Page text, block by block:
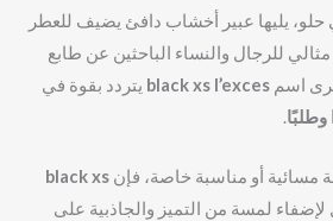
حلو، يليها عبير أخشاب دافئ يضيف للعطر
مثالي للرجال والنساء الباحثين عن طابع
اسمblack xs l’exces يتردد بقوة في
وطلبًا.
أو مناسبة خاصة، فإنblack xs
لإضفاء لمسة من التميز والجاذبية على